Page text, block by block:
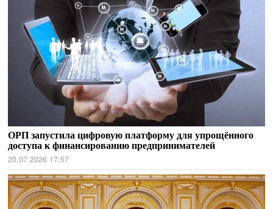
ОРП запустила цифровую платформу для упрощённого
доступа к финансированию предпринимателей
20.07.2026 17:57